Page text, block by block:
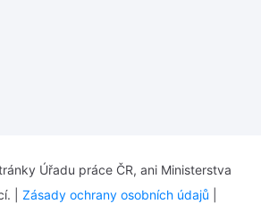
Úřadu práce ČR, ani Ministerstva
| Zásady ochrany osobních údajů